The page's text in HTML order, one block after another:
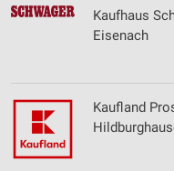
Kaufhaus
Eisenach
Kaufland